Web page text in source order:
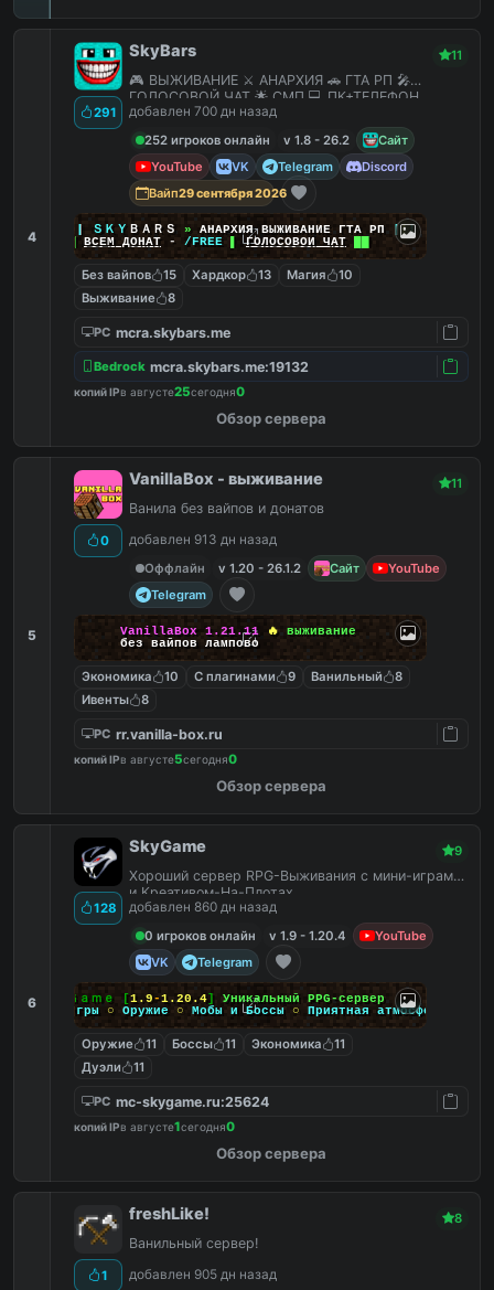
4
291
SkyBars 11
🎮 ВЫЖИВАНИЕ ⚔️ АНАРХИЯ 🚗 ГТА РП 🎤
ГОЛОСОВОЙ ЧАТ 🌟 СМП 💻 ПК+ТЕЛЕФОН
добавлен 700 дн назад
252 игроков онлайн
v 1.8 - 26.2
Сайт
YouTube
VK Telegram
Discord
Вайп29 сентября 2026
ＳＫＹ ＢＡＲＳ » АНАРХИЯ ВЫЖИВАНИЕ ГТА РП |||
ВСЕМ ДОНАТ- /FREE ▌ГОЛОСОВОЙ ЧАТ
Без вайпов 15 Хардкор 13 Магия
10
Выживание
8
PC mcra.skybars.me
Bedrock mcra.skybars.me:19132
копий IPв августе25сегодня0
Обзор сервера
5
0
VanillaBox - выживание 11
Ванила без вайпов и донатов
добавлен 913 дн назад
Оффлайн
v 1.20 - 26.1.2 Сайт
YouTube
Telegram
VanillaBox 1.21.11 🔥 выживание
без вайпов лампово
Экономика 10 С плагинами 9 Ванильный
8
Ивенты
8
PC rr.vanilla-box.ru
копий IPв августе5сегодня0
Обзор сервера
6
128
SkyGame 9
Хороший сервер RPG-Выживания с мини-играми
и Креативом-На-Плотах.
добавлен 860 дн назад
0 игроков онлайн
v 1.9 - 1.20.4
YouTube
VK
Telegram
Ｓｋｙ Ｇａｍｅ [1.9-1.20.4] Уникальный PPG-сервер
Мини-игры ○ Оружие ○ Мобы и Боссы ○ Приятная атмосфера
Оружие 11 Боссы 11 Экономика
11
Дуэли
11
PC mc-skygame.ru:25624
копий IPв августе1сегодня0
Обзор сервера
1
freshLike! 8
Ванильный сервер!
добавлен 905 дн назад